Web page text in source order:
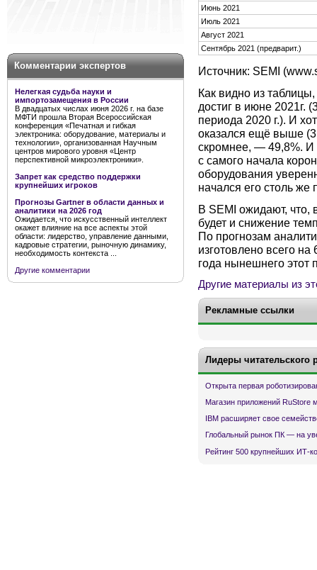
Комментарии экспертов
Нелегкая судьба науки и
импортозамещения в России
В двадцатых числах июня 2026 г. на базе
МФТИ прошла Вторая Всероссийская
конференция «Печатная и гибкая
электроника: оборудование, материалы и
технологии», организованная Научным
центров мирового уровня «Центр
перспективной микроэлектроники».
Запрет как средство поддержки
крупнейших игроков
Прогнозы Gartner в области данных и
аналитики на 2026 год
Ожидается, что искусственный интеллект
окажет влияние на все аспекты этой
области: лидерство, управление данными,
кадровые стратегии, рыночную динамику,
необходимость контекста ...
Другие комментарии
Июнь 2021
Июль 2021
Август 2021
Сентябрь 2021 (предварит.)
Источник: SEMI
Как видно из
достиг в июне 2021г.
периода 2020 г.). И
оказался ещё выше
скромнее, — 49,8%. И
с самого начала
оборудования
начался его столь же
В SEMI ожидают, что,
будет и снижение
По прогнозам
изготовлено всего на
года нынешнего этот
Другие материалы из
Рекламные ссылки
Лидеры читательского
Открыта первая
Магазин приложений RuStore
IBM расширяет свое
Глобальный рынок ПК — на
Рейтинг 500 крупнейших ИТ-